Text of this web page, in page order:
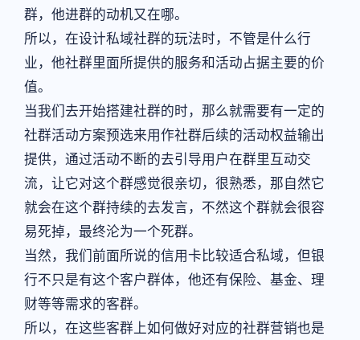
群，他进群的动机又在哪。
所以，在设计私域社群的玩法时，不管是什么行
业，他社群里面所提供的服务和活动占据主要的价
值。
当我们去开始搭建社群的时，那么就需要有一定的
社群活动方案预选来用作社群后续的活动权益输出
提供，通过活动不断的去引导用户在群里互动交
流，让它对这个群感觉很亲切，很熟悉，那自然它
就会在这个群持续的去发言，不然这个群就会很容
易死掉，最终沦为一个死群。
当然，我们前面所说的信用卡比较适合私域，但银
行不只是有这个客户群体，他还有保险、基金、理
财等等需求的客群。
所以，在这些客群上如何做好对应的社群营销也是